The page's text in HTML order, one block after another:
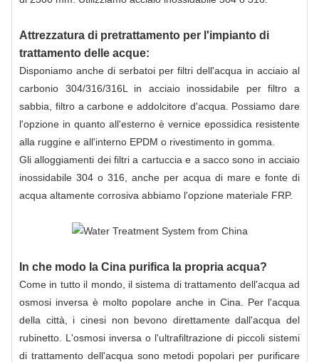
Attrezzatura di pretrattamento per l'impianto di
trattamento delle acque:
Disponiamo anche di serbatoi per filtri dell'acqua in acciaio al
carbonio 304/316/316L in acciaio inossidabile per filtro a
sabbia, filtro a carbone e addolcitore d'acqua. Possiamo dare
l'opzione in quanto all'esterno è vernice epossidica resistente
alla ruggine e all'interno EPDM o rivestimento in gomma.
Gli alloggiamenti dei filtri a cartuccia e a sacco sono in acciaio
inossidabile 304 o 316, anche per acqua di mare e fonte di
acqua altamente corrosiva abbiamo l'opzione materiale FRP.
In che modo la Cina purifica la propria acqua?
Come in tutto il mondo, il sistema di trattamento dell'acqua ad
osmosi inversa è molto popolare anche in Cina. Per l'acqua
della città, i cinesi non bevono direttamente dall'acqua del
rubinetto. L'osmosi inversa o l'ultrafiltrazione di piccoli sistemi
di trattamento dell'acqua sono metodi popolari per purificare